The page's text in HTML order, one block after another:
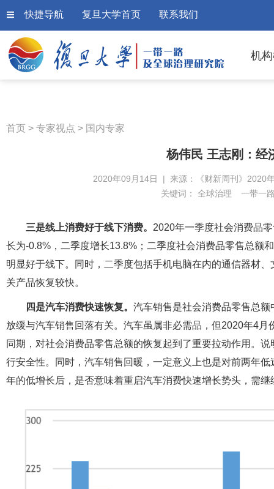
快捷导航 复旦大学首页 联系我们
机
首页 > 专家视点 > 国内专家
杨伟民 王志刚：经
2020年09月14日 | 来源：《财新周刊》2020
关键词： 全球治理 一带一
三是线上消费好于线下消费。 2020年一季度社会消费品
长为-0.8%，二季度增长13.8%；二季度社会消费品零售总额
明显好于线下。同时，二季度包括手机电脑在内的通信器材
关产品恢复较快。
四是汽车消费快速恢复。 汽车销售是社会消费品零售总
放缓与汽车销售回落有关。汽车虽属非必需品，但2020年4
同期，对社会消费品零售总额的恢复起到了重要拉动作用。
行安全性。同时，汽车销售回暖，一定意义上也是对前两年
年的低增长后，是否意味着重启汽车消费快速增长势头，需继